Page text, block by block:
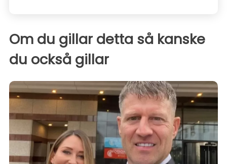
Om du gillar detta så kanske
du också gillar